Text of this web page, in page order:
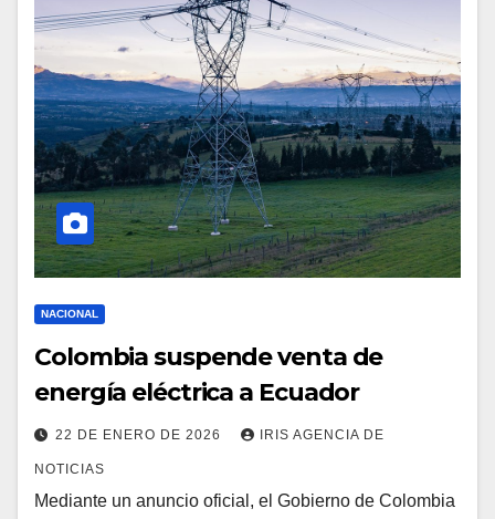
NACIONAL
Colombia suspende venta de
energía eléctrica a Ecuador
22 DE ENERO DE 2026 IRIS AGENCIA DE
NOTICIAS
Mediante un anuncio oficial, el Gobierno de Colombia